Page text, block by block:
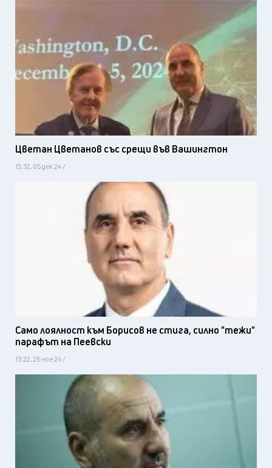
Цветан Цветанов със срещи във Вашингтон
15:32, 05 дек 24 /
Само лоялност към Борисов не стига, силно "тежи"
парафът на Пеевски
13:22, 25 ное 24 /